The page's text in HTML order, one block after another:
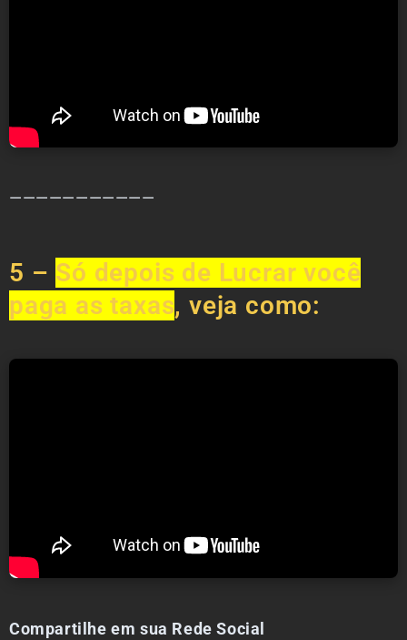
———————————
5 – Só depois de Lucrar você
paga as taxas, veja como:
Compartilhe em sua Rede Social